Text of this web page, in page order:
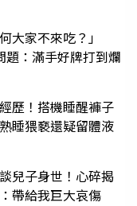
大家不來吃？」
題：滿手好牌打到爛
歷！搭機睡醒褲子
睡猥褻還疑留體液
兒子身世！心碎揭
帶給我巨大哀傷